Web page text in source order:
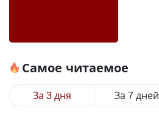
Самое читаемое
За 3 дня За 7 дней